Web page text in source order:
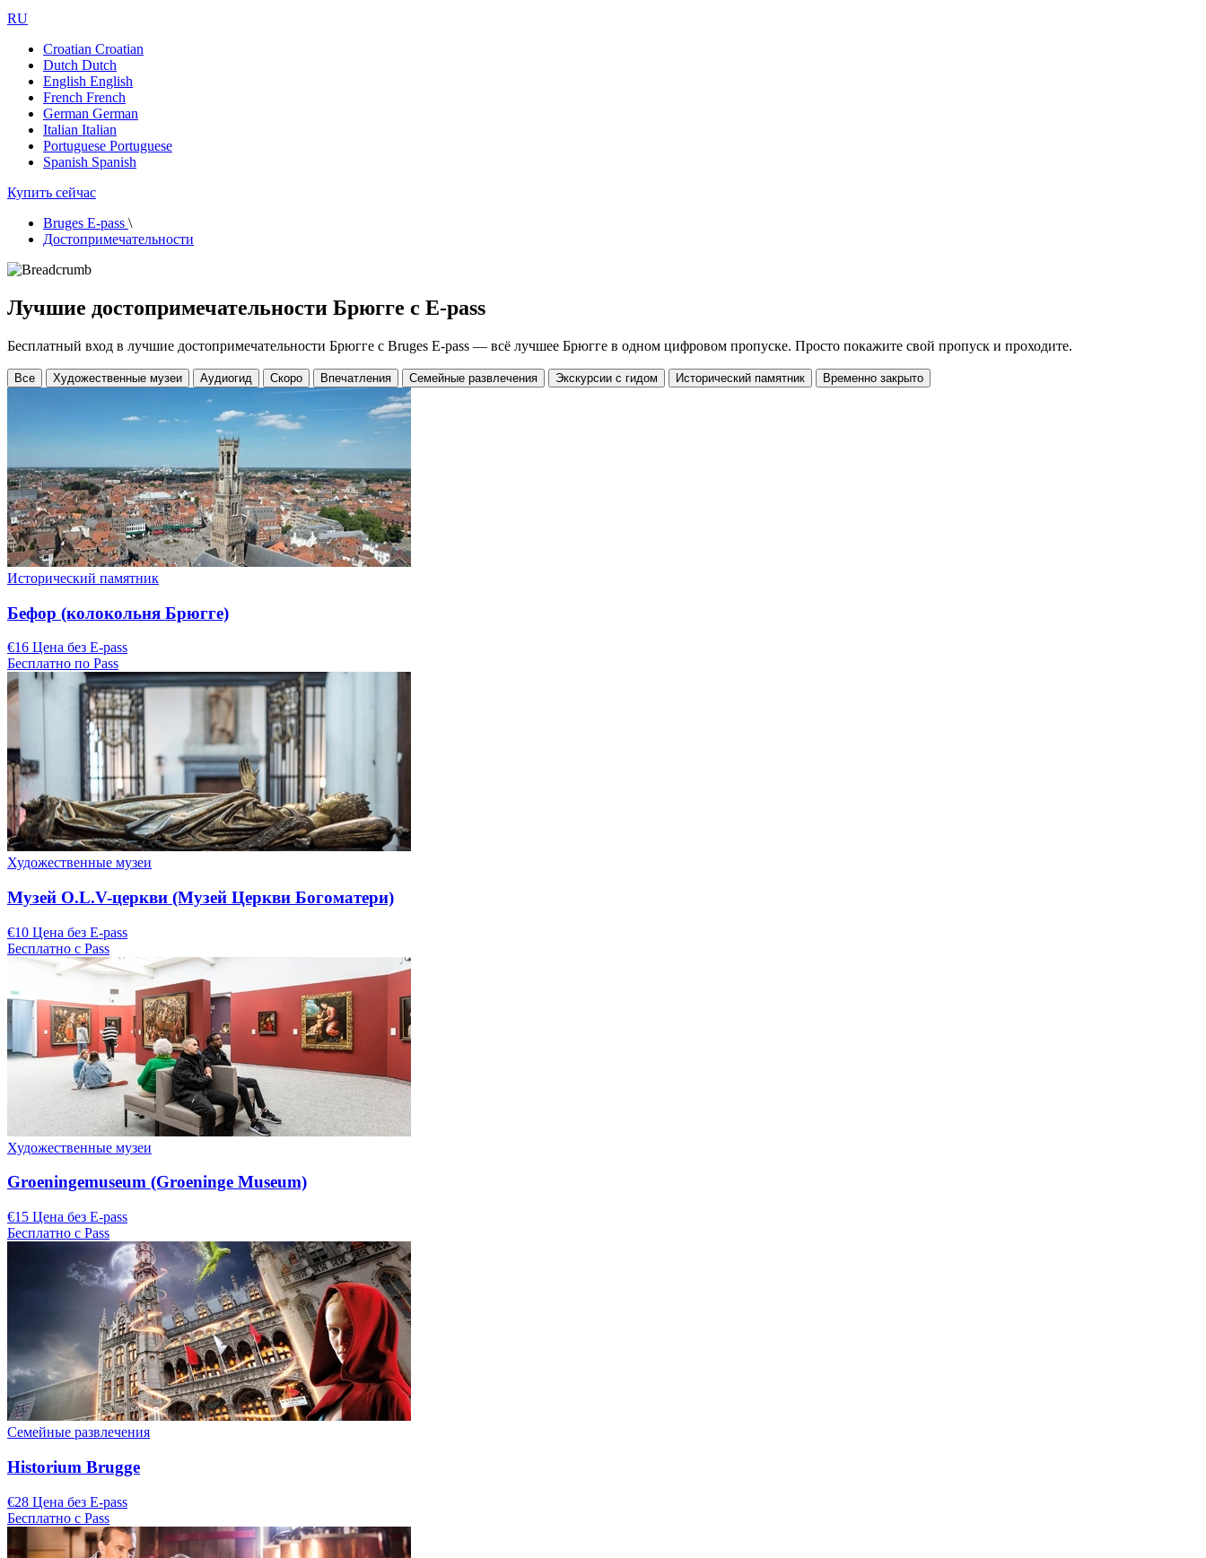
RU
Croatian Croatian
Dutch Dutch
English English
French French
German German
Italian Italian
Portuguese Portuguese
Spanish Spanish
Купить сейчас
Bruges E-pass \
Достопримечательности
Лучшие достопримечательности Брюгге с E-pass
Бесплатный вход в лучшие достопримечательности Брюгге с Bruges E-pass — всё лучшее Брюгге в одном цифровом пропуске. Просто покажите свой пропуск и проходите.
Все Художественные музеи Аудиогид Скоро Впечатления Семейные развлечения Экскурсии с гидом Исторический памятник Временно закрыто
Исторический памятник
Бефор (колокольня Брюгге)
€16 Цена без E-pass
Бесплатно по Pass
Художественные музеи
Музей O.L.V-церкви (Музей Церкви Богоматери)
€10 Цена без E-pass
Бесплатно с Pass
Художественные музеи
Groeningemuseum (Groeninge Museum)
€15 Цена без E-pass
Бесплатно с Pass
Семейные развлечения
Historium Brugge
€28 Цена без E-pass
Бесплатно с Pass